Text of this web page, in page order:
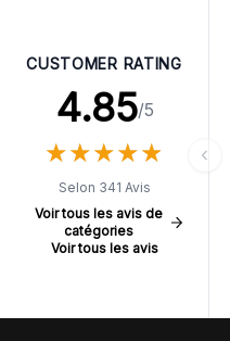
CUSTOMER RATING
4.85/5
★★★★★
★★★★★
Selon 341 Avis
Voir tous les avis de
catégories
Voir tous les avis